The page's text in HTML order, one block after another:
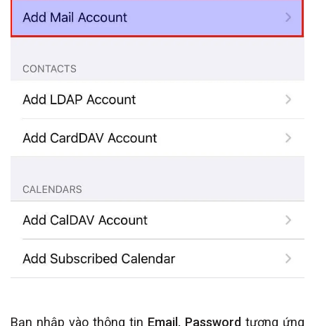
Bạn nhập vào thông tin Email, Password tương ứng